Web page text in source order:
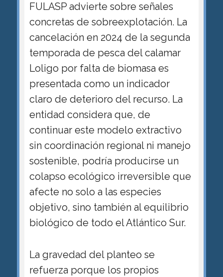
FULASP advierte sobre señales
concretas de sobreexplotación. La
cancelación en 2024 de la segunda
temporada de pesca del calamar
Loligo por falta de biomasa es
presentada como un indicador
claro de deterioro del recurso. La
entidad considera que, de
continuar este modelo extractivo
sin coordinación regional ni manejo
sostenible, podría producirse un
colapso ecológico irreversible que
afecte no solo a las especies
objetivo, sino también al equilibrio
biológico de todo el Atlántico Sur.
La gravedad del planteo se
refuerza porque los propios